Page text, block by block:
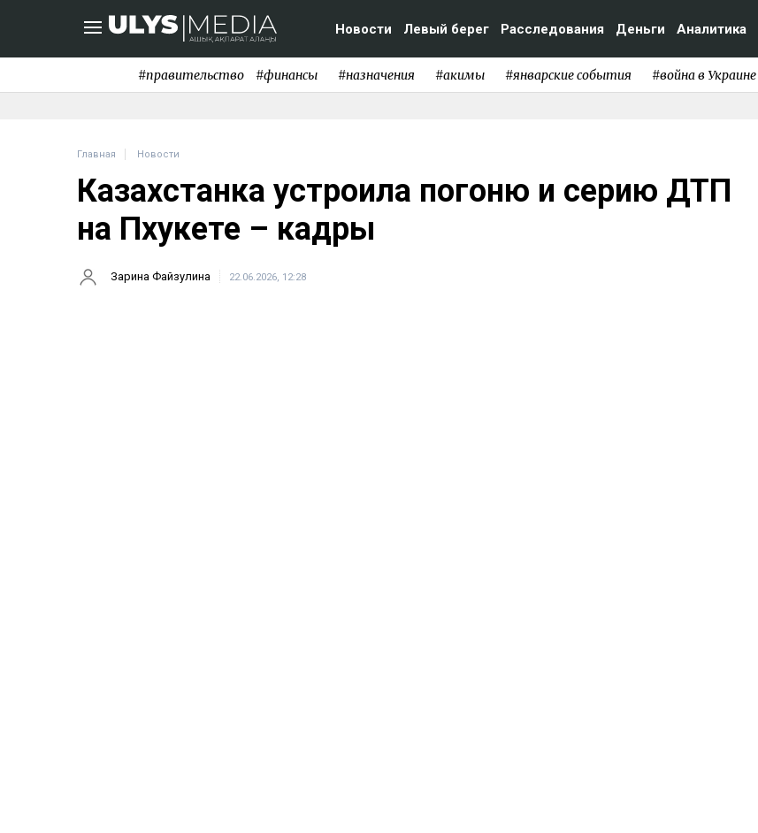
Новости Левый берег Расследования Деньги Аналитика
#правительство #финансы #назначения #акимы #январские события #война в Украине
Главная Новости
Казахстанка устроила погоню и серию ДТП
на Пхукете – кадры
Зарина Файзулина 22.06.2026, 12:28